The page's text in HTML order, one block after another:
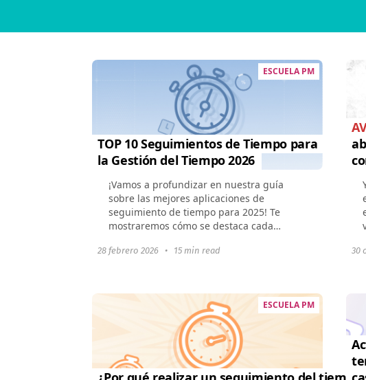
ESCUELA PM
TOP 10 Seguimientos de Tiempo para
la Gestión del Tiempo 2026
¡Vamos a profundizar en nuestra guía
sobre las mejores aplicaciones de
seguimiento de tiempo para 2025! Te
mostraremos cómo se destaca cada
excelentes características y...
28 febrero 2026 • 15 min read 30
ESCUELA PM